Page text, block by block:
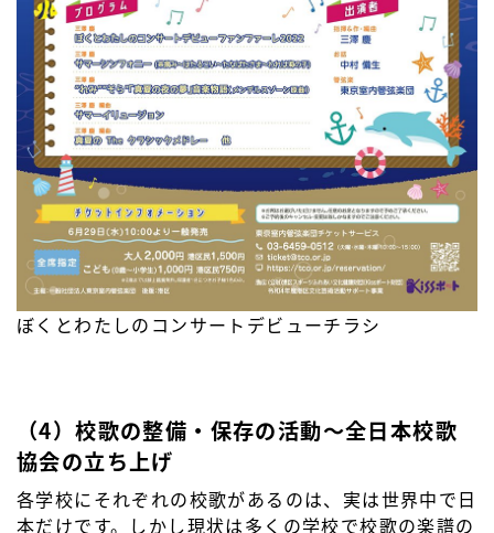
ぼくとわたしのコンサートデビューチラシ
（4）校歌の整備・保存の活動〜全日本校歌
協会の立ち上げ
各学校にそれぞれの校歌があるのは、実は世界中で日
本だけです。しかし現状は多くの学校で校歌の楽譜の